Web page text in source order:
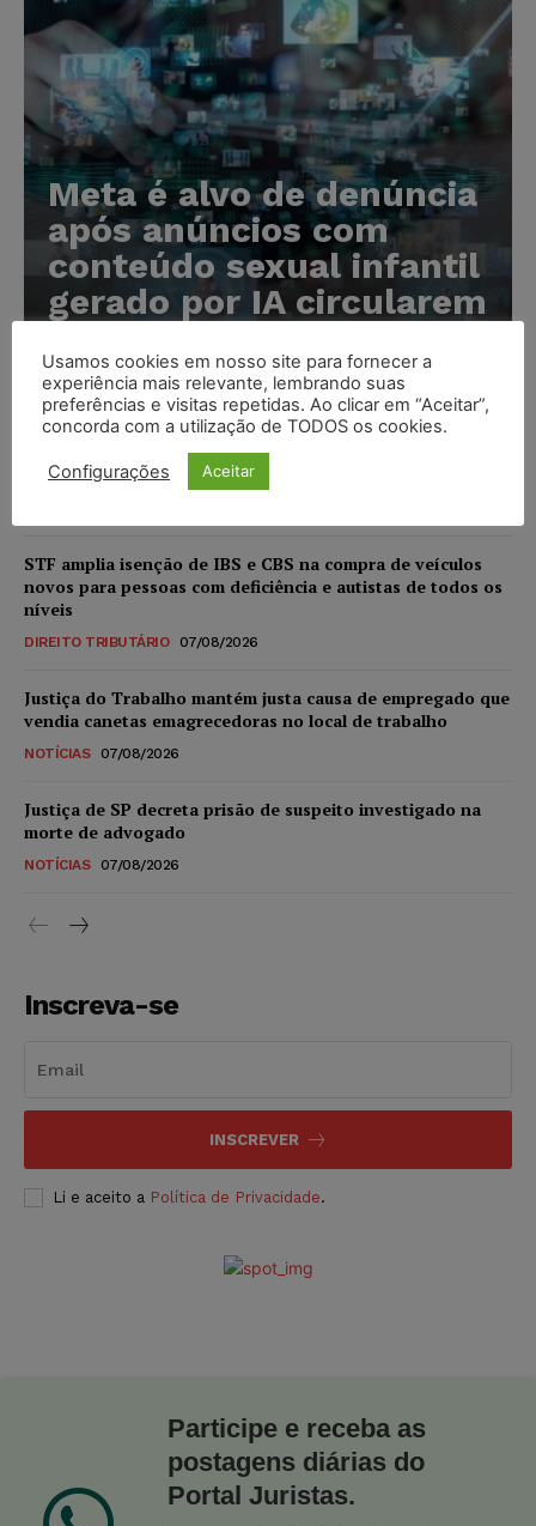
Meta é alvo de denúncia
após anúncios com
conteúdo sexual infantil
gerado por IA circularem
Karina Silvério - 07/08/2026
Advogado preso por suspeita de matar o filho tem
inscrição suspensa pela OAB-TO
STF amplia isenção de IBS e CBS na compra de veículos
novos para pessoas com deficiência e autistas de todos os
níveis
DIREITO TRIBUTÁRIO 07/08/2026
Justiça do Trabalho mantém justa causa de empregado que
vendia canetas emagrecedoras no local de trabalho
NOTÍCIAS 07/08/2026
Justiça de SP decreta prisão de suspeito investigado na
morte de advogado
NOTÍCIAS 07/08/2026
Inscreva-se
INSCREVER
Li e aceito a Política de Privacidade.
Participe e receba as
postagens diárias do
Portal Juristas.
Usamos cookies em nosso site para fornecer a
experiência mais relevante, lembrando suas
preferências e visitas repetidas. Ao clicar em “Aceitar”,
concorda com a utilização de TODOS os cookies.
Configurações Aceitar